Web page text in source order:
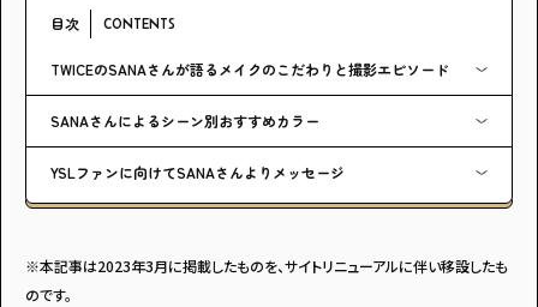
目次 CONTENTS
TWICEのSANAさんが語るメイクのこだわりと撮影エピソード
SANAさんによるシーン別おすすめカラー
YSLファンに向けてSANAさんよりメッセージ
※本記事は2023年3月に掲載したものを、サイトリニューアルに伴い移設したも
のです。